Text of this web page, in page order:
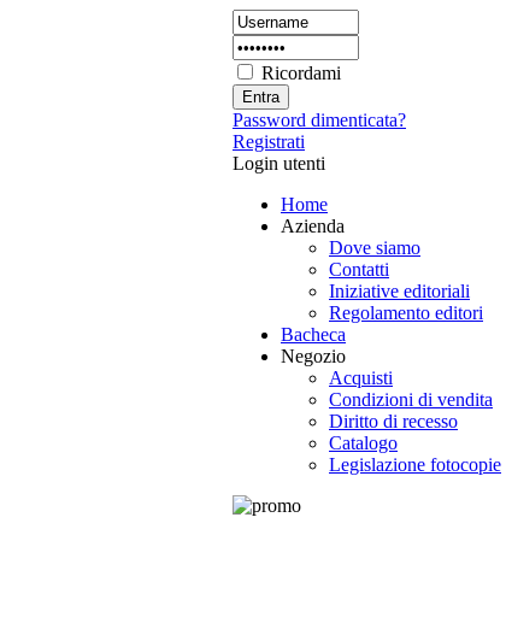
Ricordami
Password dimenticata?
Registrati
Login utenti
Home
Azienda
Dove siamo
Contatti
Iniziative editoriali
Regolamento editori
Bacheca
Negozio
Acquisti
Condizioni di vendita
Diritto di recesso
Catalogo
Legislazione fotocopie